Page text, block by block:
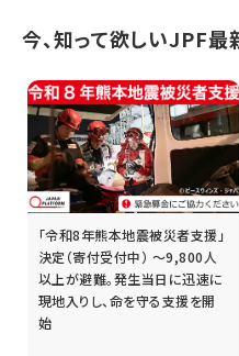
今、知って欲しいJPF最
「令和8年熊本地震被災者支援」
決定（寄付受付中） ～9,800人
以上が避難。発生当日に迅速に
現地入りし、命を守る支援を開
始